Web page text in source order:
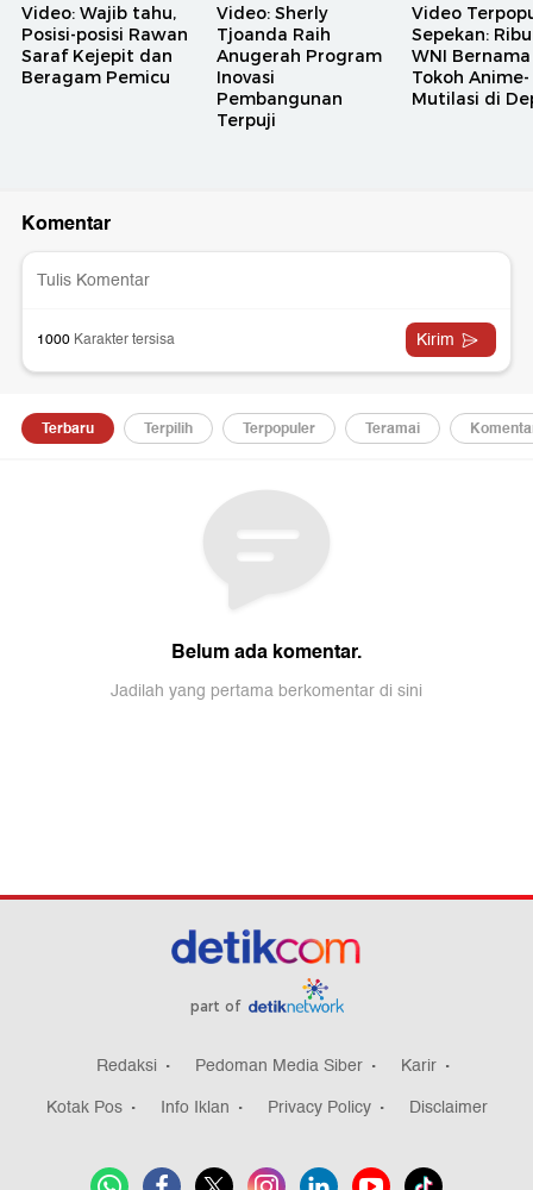
Video: Wajib tahu,
Posisi-posisi Rawan
Saraf Kejepit dan
Beragam Pemicu
Video: Sherly
Tjoanda Raih
Anugerah Program
Inovasi
Pembangunan
Terpuji
Video
Sepekan:
WNI Bernama
Tokoh Anime-
Mutilasi di
part of
Redaksi Pedoman Media Siber
Karir
Kotak Pos
Info Iklan Privacy Policy Disclaimer